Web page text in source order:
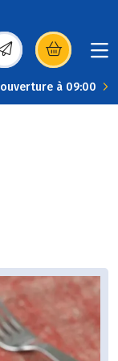
dans une
à 09:00